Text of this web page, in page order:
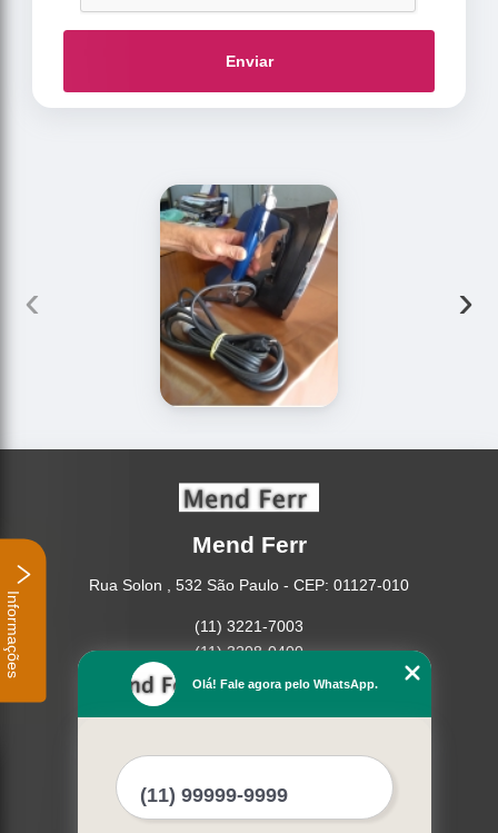
Enviar
‹ ›
Mend Ferr
Rua Solon , 532 São Paulo - CEP: 01127-010
(11) 3221-7003
(11) 3208-0400
Home
Empresa
Contato
Mapa do site
Olá! Fale agora pelo WhatsApp.
Informações